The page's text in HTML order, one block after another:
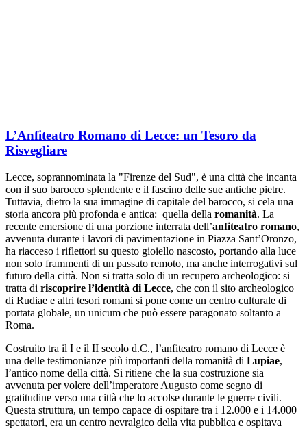
L’Anfiteatro Romano di Lecce: un Tesoro da
Risvegliare
Lecce, soprannominata la "Firenze del Sud", è una città che incanta
con il suo barocco splendente e il fascino delle sue antiche pietre.
Tuttavia, dietro la sua immagine di capitale del barocco, si cela una
storia ancora più profonda e antica: quella della romanità. La
recente emersione di una porzione interrata dell’anfiteatro romano,
avvenuta durante i lavori di pavimentazione in Piazza Sant’Oronzo,
ha riacceso i riflettori su questo gioiello nascosto, portando alla luce
non solo frammenti di un passato remoto, ma anche interrogativi sul
futuro della città. Non si tratta solo di un recupero archeologico: si
tratta di riscoprire l’identità di Lecce, che con il sito archeologico
di Rudiae e altri tesori romani si pone come un centro culturale di
portata globale, un unicum che può essere paragonato soltanto a
Roma.
Costruito tra il I e il II secolo d.C., l’anfiteatro romano di Lecce è
una delle testimonianze più importanti della romanità di Lupiae,
l’antico nome della città. Si ritiene che la sua costruzione sia
avvenuta per volere dell’imperatore Augusto come segno di
gratitudine verso una città che lo accolse durante le guerre civili.
Questa struttura, un tempo capace di ospitare tra i 12.000 e i 14.000
spettatori, era un centro nevralgico della vita pubblica e ospitava